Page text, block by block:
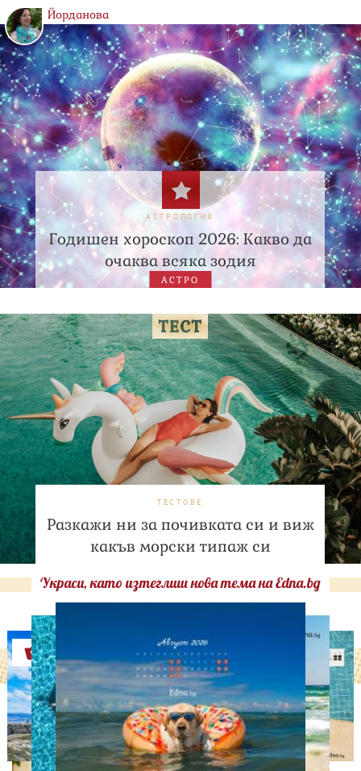
Йорданова
АСТРОЛОГИЯ
Годишен хороскоп 2026: Какво да
очаква всяка зодия
АСТРО
ТЕСТОВЕ
Разкажи ни за почивката си и виж
какъв морски типаж си
Украси, като изтеглиш нова тема на Edna.bg
Оферти
ЛЮБОПИТНО
Историческа промяна:
Жените над 40 години